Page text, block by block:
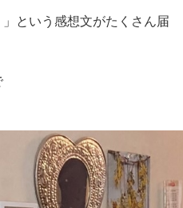
という感想文がたくさん届